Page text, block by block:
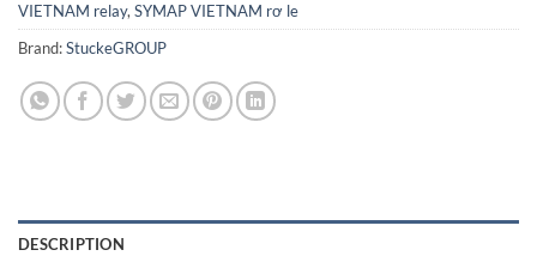
VIETNAM relay,SYMAP VIETNAM rơ le
Brand:StuckeGROUP
DESCRIPTION